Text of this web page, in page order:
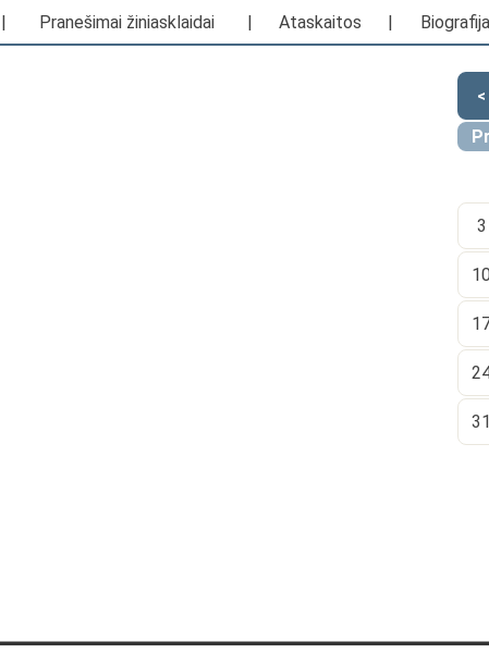
Pranešimai žiniasklaidai Ataskaitos Biografija
<
Pr
3
31